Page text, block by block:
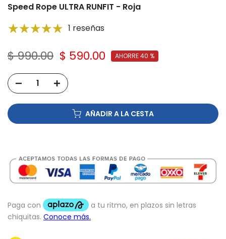
Speed Rope ULTRA RUNFIT - Roja
1 reseñas
$ 990.00 $ 590.00 AHORRE 40 %
AÑADIR A LA CESTA